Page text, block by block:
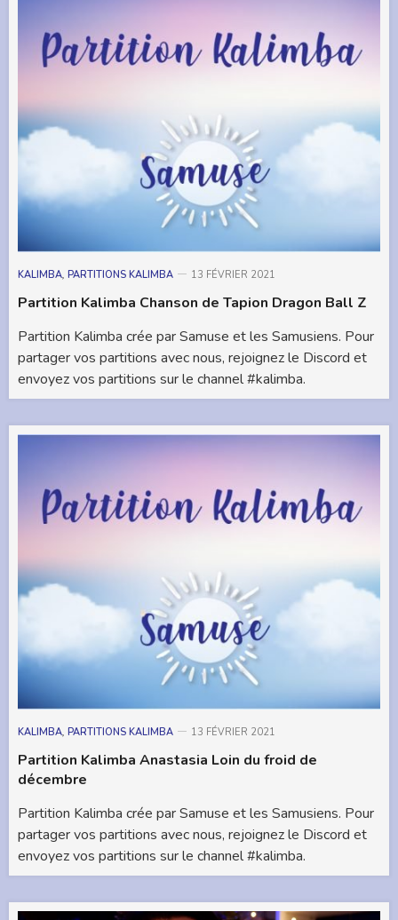
KALIMBA, PARTITIONS KALIMBA 13 FÉVRIER 2021
Partition Kalimba Chanson de Tapion Dragon Ball Z
Partition Kalimba crée par Samuse et les Samusiens. Pour
partager vos partitions avec nous, rejoignez le Discord et
envoyez vos partitions sur le channel #kalimba.
KALIMBA, PARTITIONS KALIMBA 13 FÉVRIER 2021
Partition Kalimba Anastasia Loin du froid de
décembre
Partition Kalimba crée par Samuse et les Samusiens. Pour
partager vos partitions avec nous, rejoignez le Discord et
envoyez vos partitions sur le channel #kalimba.